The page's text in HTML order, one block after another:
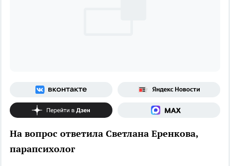
На вопрос ответила Светлана Еренкова,
парапсихолог